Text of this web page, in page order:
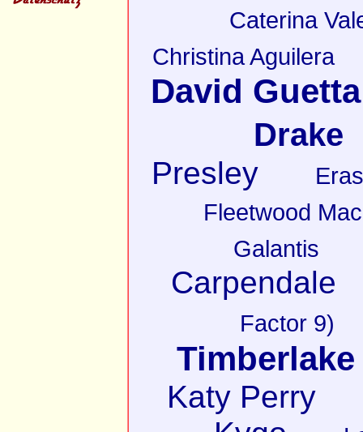
Caterina
Christina Aguilera
David Guetta
Drake
Presley
Fleetwood Mac
Galantis
Carpendale
Factor 9)
Timberlake
Katy Perry